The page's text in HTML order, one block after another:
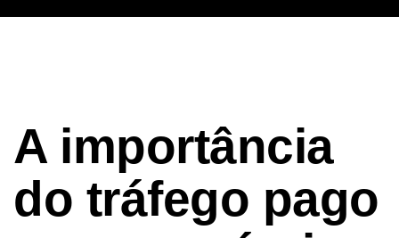
A importância
do tráfego pago